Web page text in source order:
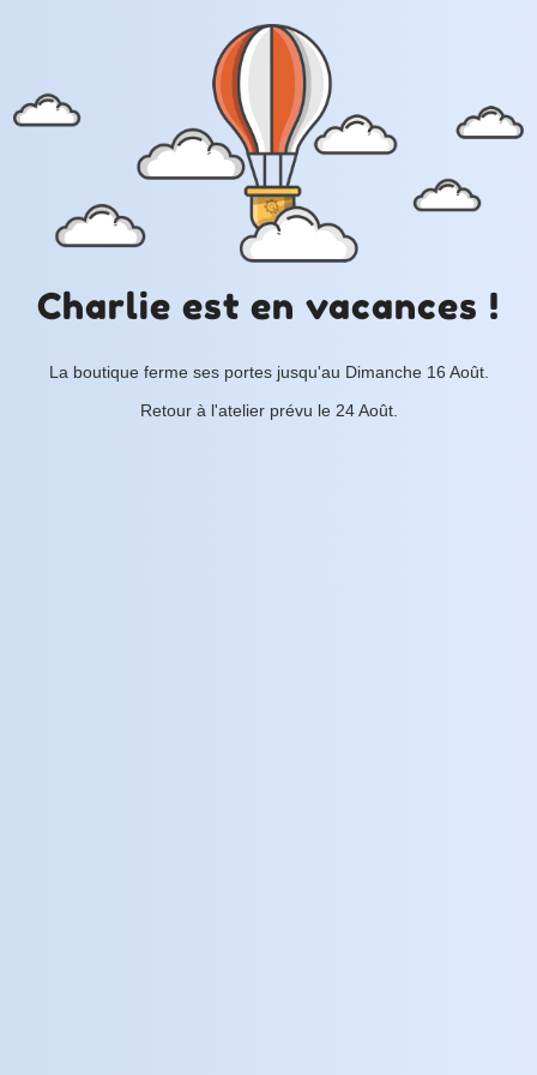
Charlie est en vacances !
La boutique ferme ses portes jusqu'au Dimanche 16 Août.
Retour à l'atelier prévu le 24 Août.